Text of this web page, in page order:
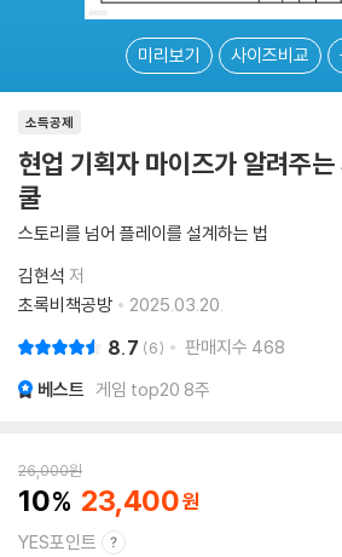
미리보기 사이즈비교
소득공제
현업 기획자 마이즈가 알려주
쿨
스토리를 넘어 플레이를 설계하는 법
김현석 저
초록비책공방
2025.03.20.
8.7 6 판매지수 468
베스트 게임 top20 8주
26,000원
10 23,400
YES포인트